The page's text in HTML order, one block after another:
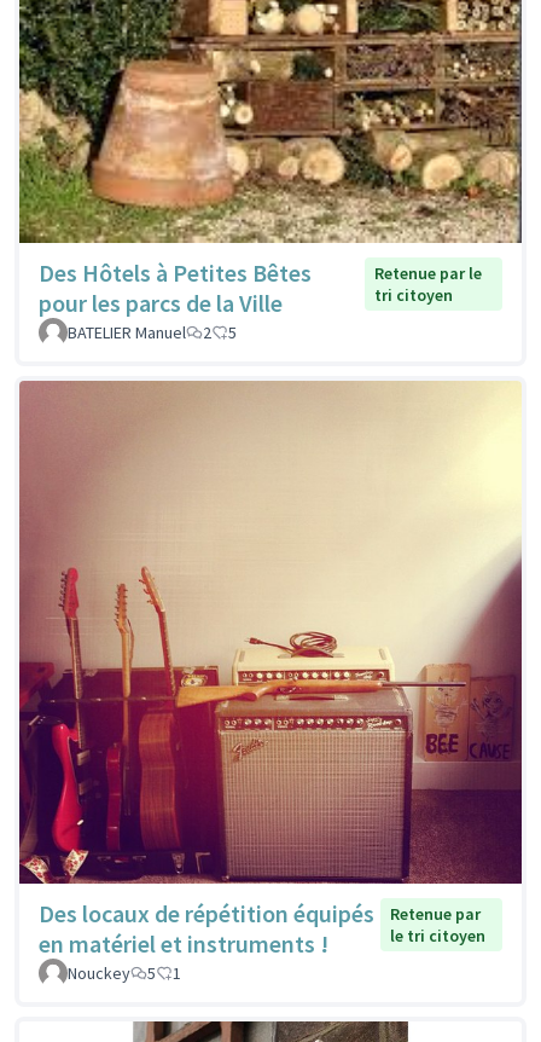
Des Hôtels à Petites Bêtes
pour les parcs de la Ville
Retenue par le
tri citoyen
BATELIER Manuel
2 5
Des locaux de répétition équipés
en matériel et instruments !
Retenue par
le tri citoyen
Nouckey
5 1